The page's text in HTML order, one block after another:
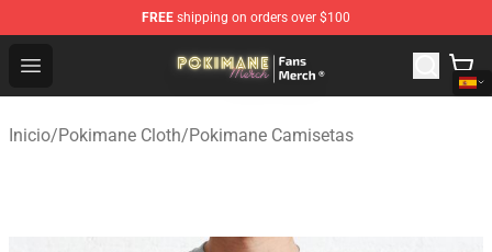
FREE shipping on orders over $100
Open menu
Pokimane Store - Official Pokimane Merchandise Shop
Inicio/Pokimane Cloth/Pokimane Camisetas